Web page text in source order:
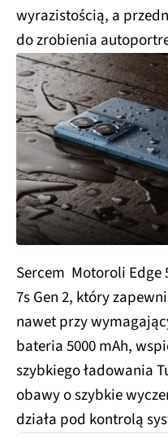
wyrazistością, a
do zrobienia
Sercem Motoroli Edge
7s Gen 2, który
nawet przy
bateria 5000 mAh,
szybkiego ładowania
obawy o szybkie
działa pod kontrolą